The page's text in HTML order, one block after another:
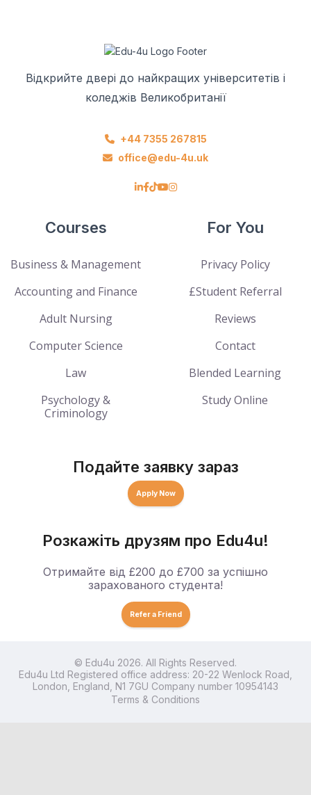
Відкрийте двері до найкращих університетів і
коледжів Великобританії
+44 7355 267815
office@edu-4u.uk
Courses
Business & Management
Accounting and Finance
Adult Nursing
Computer Science
Law
Psychology &
Criminology
For You
Privacy Policy
£Student Referral
Reviews
Contact
Blended Learning
Study Online
Подайте заявку зараз
Apply Now
Розкажіть друзям про Edu4u!
Отримайте від £200 до £700 за успішно
зарахованого студента!
Refer a Friend
© Edu4u 2026. All Rights Reserved.
Edu4u Ltd Registered office address: 20-22 Wenlock Road,
London, England, N1 7GU Company number 10954143
Terms & Conditions